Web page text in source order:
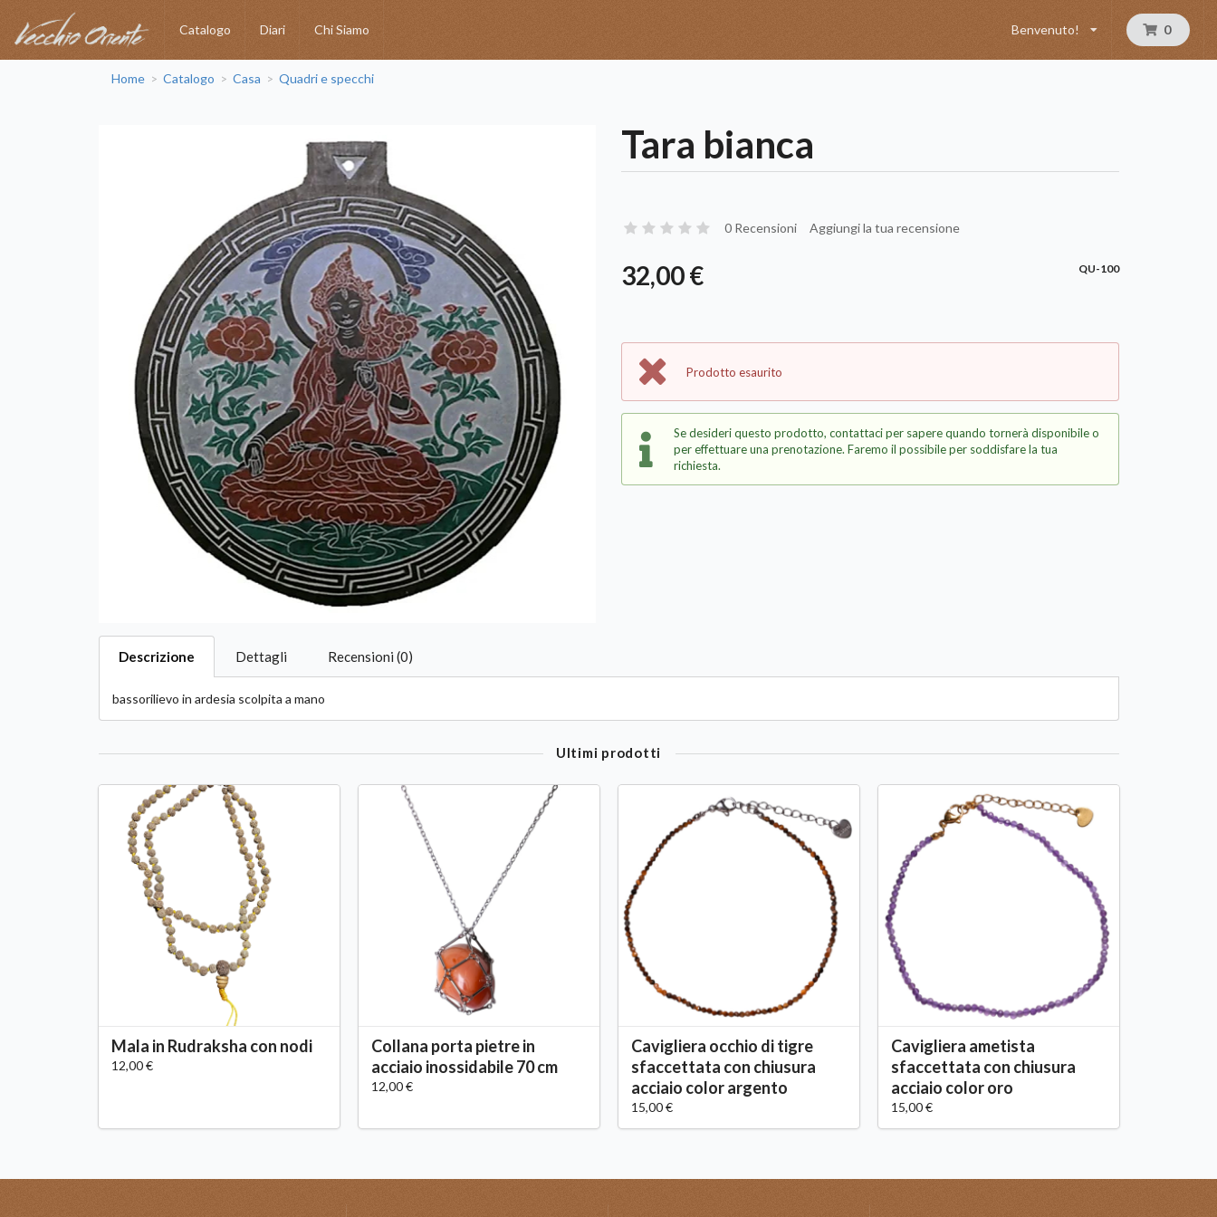
Catalogo Diari Chi Siamo Benvenuto! 0
Home > Catalogo > Casa > Quadri e specchi
Tara bianca
0 Recensioni Aggiungi la tua recensione
32,00 € QU-100
Prodotto esaurito
Se desideri questo prodotto, contattaci per sapere quando tornerà disponibile o
per effettuare una prenotazione. Faremo il possibile per soddisfare la tua
richiesta.
Descrizione Dettagli Recensioni (0)
bassorilievo in ardesia scolpita a mano
Ultimi prodotti
Mala in Rudraksha con nodi
12,00 €
Collana porta pietre in
acciaio inossidabile 70 cm
12,00 €
Cavigliera occhio di tigre
sfaccettata con chiusura
acciaio color argento
15,00 €
Cavigliera ametista
sfaccettata con chiusura
acciaio color oro
15,00 €